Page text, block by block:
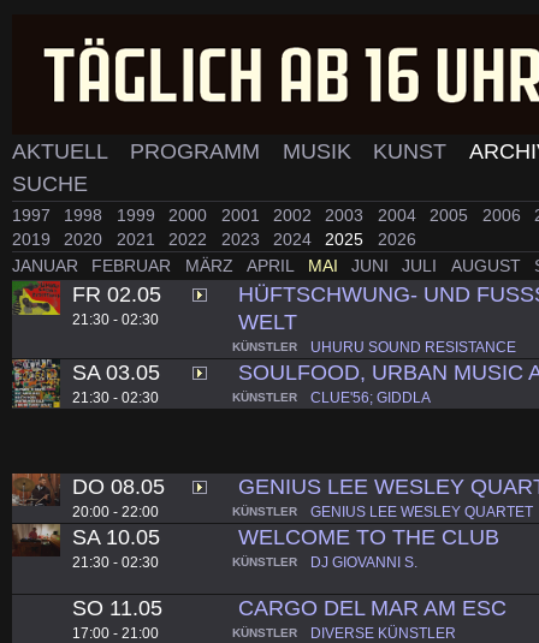
AKTUELL PROGRAMM MUSIK KUNST
SUCHE
1997 1998 1999 2000 2001 2002 2003 2004 2005 2006
2019
2020 2021 2022 2023 2024 2025
2026
JANUAR
FEBRUAR MÄRZ APRIL MAI JUNI JULI AUGUST
FR 02.05
21:30 - 02:30
HÜFTSCHWUNG- UND
WELT
KÜNSTLER UHURU SOUND RESISTANCE
SA 03.05
21:30 - 02:30
SOULFOOD, URBAN MUSIC
KÜNSTLER CLUE'56; GIDDLA
DO 08.05
20:00 - 22:00
GENIUS LEE WESLEY
KÜNSTLER GENIUS LEE WESLEY QUARTET
SA 10.05
21:30 - 02:30
WELCOME TO THE CLUB
KÜNSTLER DJ GIOVANNI S.
SO 11.05
17:00 - 21:00
CARGO DEL MAR AM ESC
KÜNSTLER DIVERSE KÜNSTLER